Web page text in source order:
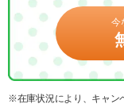
今
※在庫状況により、キャン